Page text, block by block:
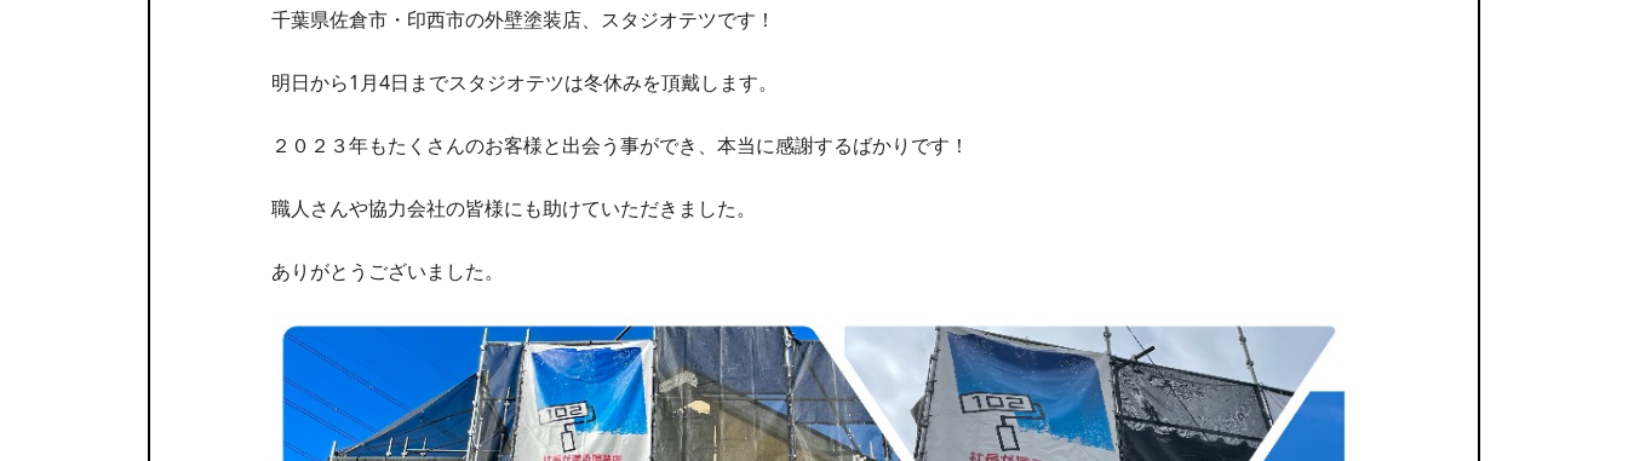
千葉県佐倉市・印西市の外壁塗装店、スタジオテツです！
明日から1月4日までスタジオテツは冬休みを頂戴します。
２０２３年もたくさんのお客様と出会う事ができ、本当に感謝するばかりです！
職人さんや協力会社の皆様にも助けていただきました。
ありがとうございました。